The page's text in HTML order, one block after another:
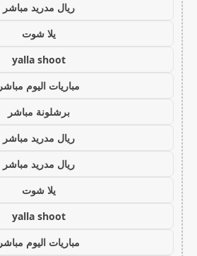
ريال مدريد مباشر
يلا شوت
yalla shoot
مباريات اليوم مباشر
برشلونة مباشر
ريال مدريد مباشر
ريال مدريد مباشر
يلا شوت
yalla shoot
مباريات اليوم مباشر